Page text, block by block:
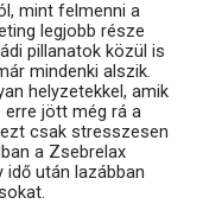
mint felmenni a
legjobb része
pillanatok közül is
mindenki alszik.
helyzetekkel, amik
erre jött még rá a
csak stresszesen
a Zsebrelax
idő után lazábban